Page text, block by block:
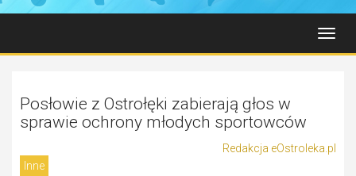
Posłowie z Ostrołęki zabierają głos w
sprawie ochrony młodych sportowców
Redakcja eOstroleka.pl
Inne